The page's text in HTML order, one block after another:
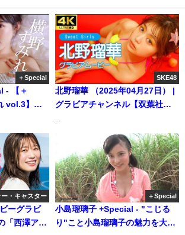
＋Special
- 【＋
vol.3】
2022年9月
～
| 週プレ
刊プレイボ
SKE48
北野瑠華 （2025年04月27日） |
グラビアチャンネル【双葉社公
ー・キャスター
ーグラビ
「西澤ア
＋Special
小島瑠璃子 +Special - "こじる
り"こと小島瑠璃子の魅力を大解